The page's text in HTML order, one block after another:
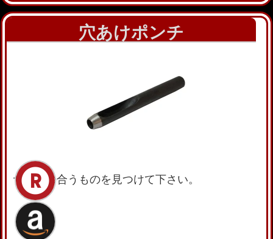
穴あけポンチ
サイズの合うものを見つけて下さい。